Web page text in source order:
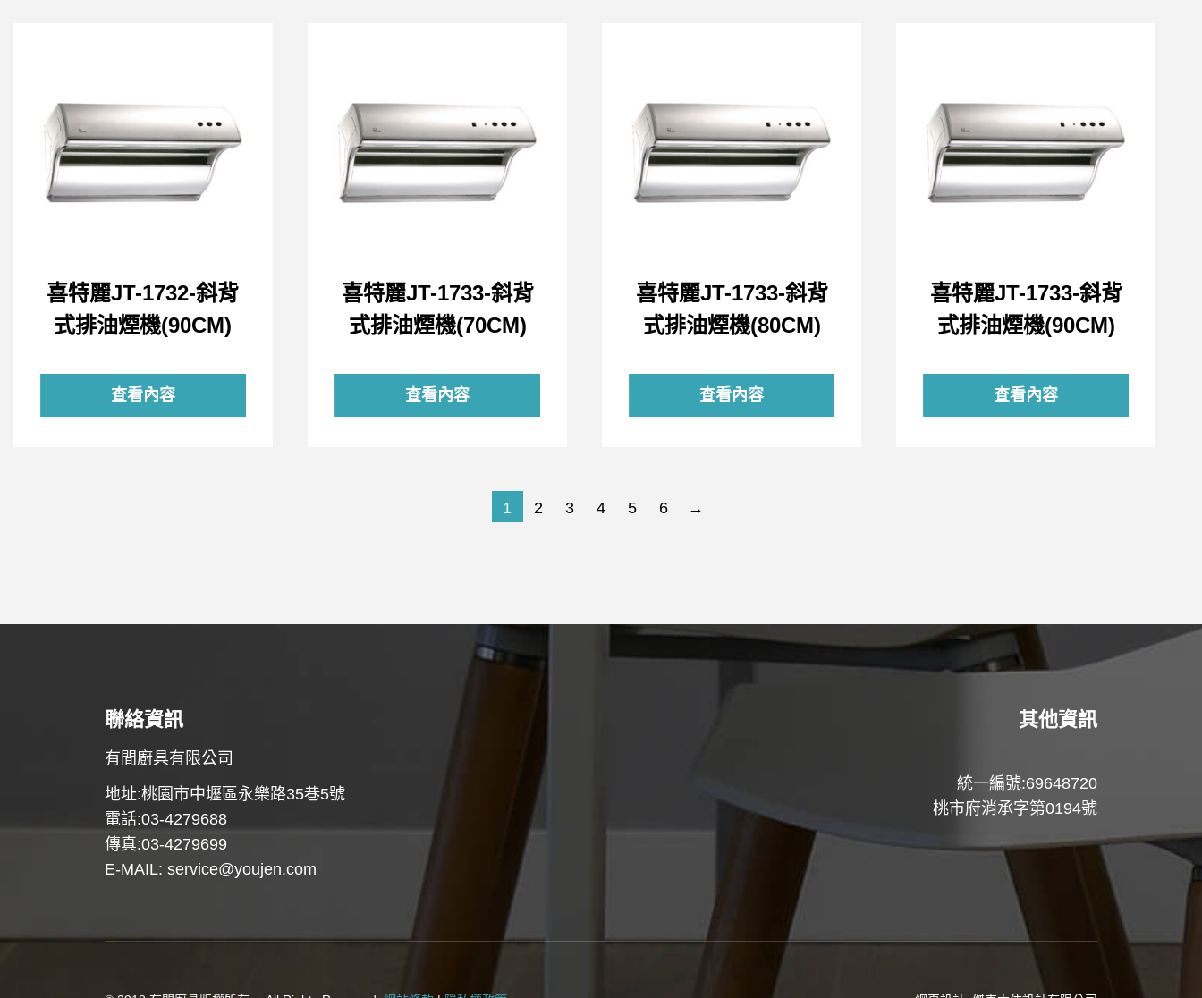
喜特麗JT-1732-斜背
式排油煙機(90CM)
查看內容
喜特麗JT-1733-斜背
式排油煙機(70CM)
查看內容
喜特麗JT-1733-斜背
式排油煙機(80CM)
查看內容
喜特麗JT-1733-斜背
式排油煙機(90CM)
查看內容
1 2 3 4 5 6 →
聯絡資訊
有間廚具有限公司
地址:桃園市中壢區永樂路35巷5號
電話:03-4279688
傳真:03-4279699
E-MAIL: service@youjen.com
其他資訊
統一編號:69648720
桃市府消承字第0194號